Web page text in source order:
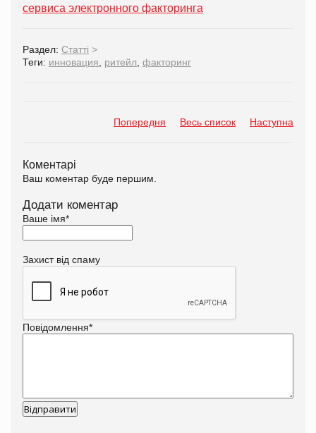
сервиса электронного факторинга
Раздел: Статті >
Теги: инновация ритейл факторинг
Попередня Весь список Наступна
Коментарі
Ваш коментар буде першим.
Додати коментар
Ваше імя*
Захист від спаму
Повідомлення*